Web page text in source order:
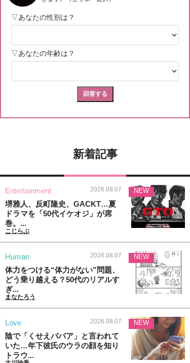
新着記事
Entertainment 2026.08.07
堺雅人、反町隆史、GACKT…夏
ドラマを「50代イケオジ」が席
巻。...
こじらぶ
NEW
Human 2026.08.07
体力をつける“体力がない”問題、
どう乗り越える？50代のリアルす
ぎ...
まなたろう
NEW
Love 2026.08.07
陰で「くせえババア」と言われて
いた…年下彼氏のウラの顔を知り
トラウ...
NEW